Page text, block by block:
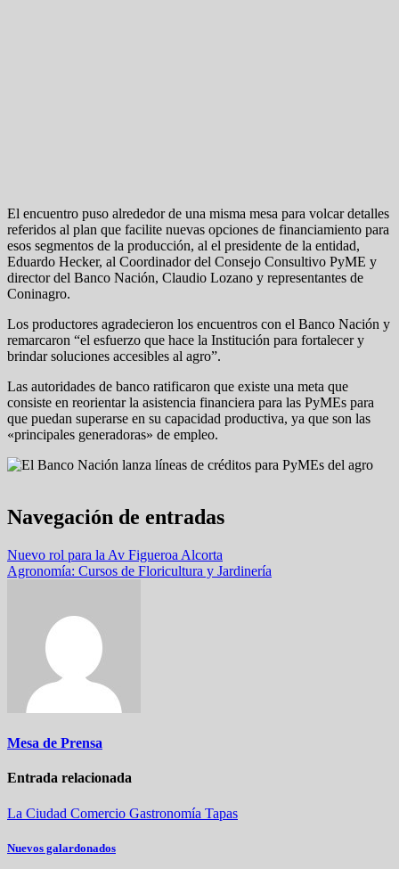
El encuentro puso alrededor de una misma mesa para volcar detalles
referidos al plan que facilite nuevas opciones de financiamiento para
esos segmentos de la producción, al el presidente de la entidad,
Eduardo Hecker, al Coordinador del Consejo Consultivo PyME y
director del Banco Nación, Claudio Lozano y representantes de
Coninagro.
Los productores agradecieron los encuentros con el Banco Nación y
remarcaron “el esfuerzo que hace la Institución para fortalecer y
brindar soluciones accesibles al agro”.
Las autoridades de banco ratificaron que existe una meta que
consiste en reorientar la asistencia financiera para las PyMEs para
que puedan superarse en su capacidad productiva, ya que son las
«principales generadoras» de empleo.
Navegación de entradas
Nuevo rol para la Av Figueroa Alcorta
Agronomía: Cursos de Floricultura y Jardinería
Mesa de Prensa
Entrada relacionada
La Ciudad Comercio Gastronomía Tapas
Nuevos galardonados